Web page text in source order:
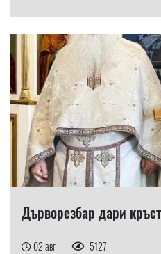
Дърворезбар дари
02 авг 5127